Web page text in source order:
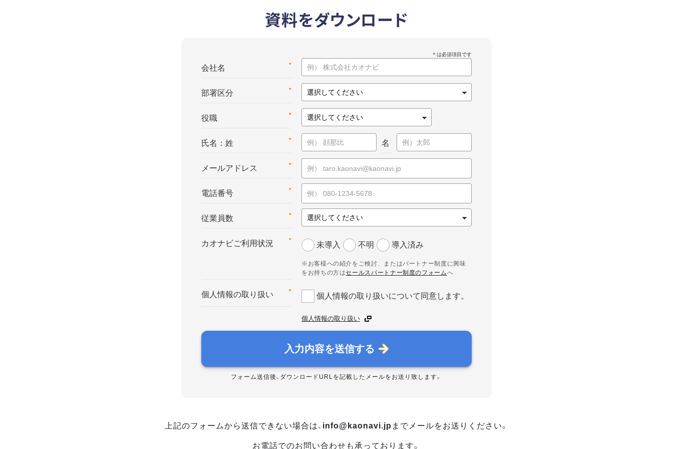
資料をダウンロード
*
会社名
*
部署区分
*
役職
*
氏名：姓 名
*
メールアドレス
*
電話番号
*
従業員数
*
カオナビご利用状況 未導入 不明 導入済み
※お客様への紹介をご検討、またはパートナー制度に興味
をお持ちの方はセールスパートナー制度のフォームへ
*
個人情報の取り扱い 個人情報の取り扱いについて同意します。
個人情報の取り扱い
入力内容を送信する
フォーム送信後、ダウンロードURLを記載したメールをお送り致します。
上記のフォームから送信できない場合は、 info@kaonavi.jp までメールをお送りください。
お電話でのお問い合わせも承っております。